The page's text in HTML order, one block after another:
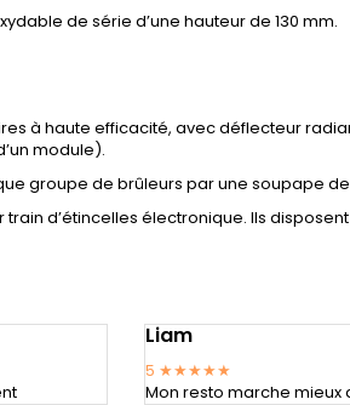
de série d’une hauteur de 130 mm.
à haute efficacité, avec déflecteur
module).
groupe de brûleurs par une soupape
d’étincelles électronique. Ils
Liam
5 ★★★★★
Mon resto marche mieux